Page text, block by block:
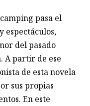
pasa el
espectáculos,
del pasado
A partir de ese
de esta novela
sus propias
En este